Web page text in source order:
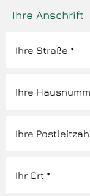
Ihre Anschrift